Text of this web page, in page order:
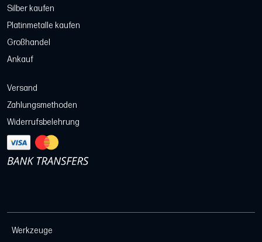
Silber kaufen
Platinmetalle kaufen
Großhandel
Ankauf
Versand
Zahlungsmethoden
Widerrufsbelehrung
Werkzeuge